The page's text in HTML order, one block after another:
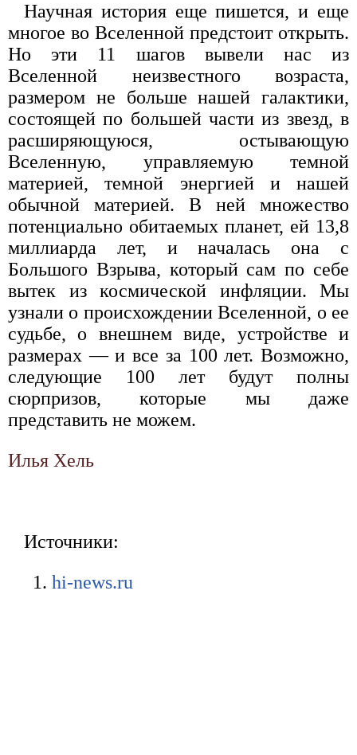
Научная история еще пишется, и еще
многое во Вселенной предстоит открыть.
Но эти 11 шагов вывели нас из
Вселенной неизвестного возраста,
размером не больше нашей галактики,
состоящей по большей части из звезд, в
расширяющуюся, остывающую
Вселенную, управляемую темной
материей, темной энергией и нашей
обычной материей. В ней множество
потенциально обитаемых планет, ей 13,8
миллиарда лет, и началась она с
Большого Взрыва, который сам по себе
вытек из космической инфляции. Мы
узнали о происхождении Вселенной, о ее
судьбе, о внешнем виде, устройстве и
размерах — и все за 100 лет. Возможно,
следующие 100 лет будут полны
сюрпризов, которые мы даже
представить не можем.
Илья Хель
Источники:
hi-news.ru